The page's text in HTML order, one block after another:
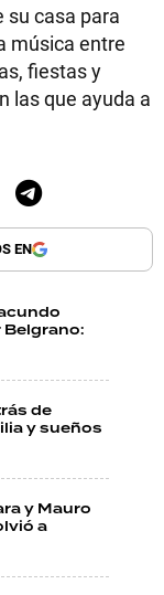
su casa para
música entre
fiestas y
las que ayuda a
EN
de
y sueños
y Mauro
a